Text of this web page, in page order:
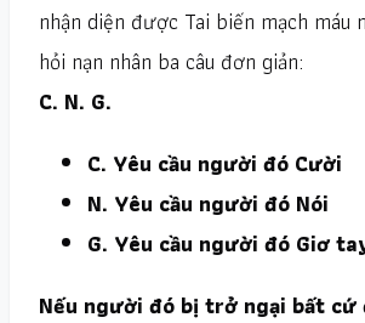
nhận diện được Tai biến mạch máu
hỏi nạn nhân ba câu đơn giản:
C. N. G.
C. Yêu cầu người đó Cười
N. Yêu cầu người đó Nói
G. Yêu cầu người đó Giơ
Nếu người đó bị trở ngại bất cứ